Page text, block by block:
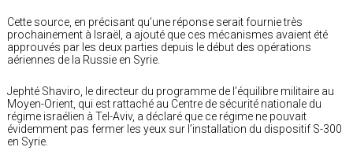
Cette source, en précisant qu’une réponse serait fournie très
prochainement à Israël, a ajouté que ces mécanismes avaient été
approuvés par les deux parties depuis le début des opérations
aériennes de la Russie en Syrie.
Jephté Shaviro, le directeur du programme de l’équilibre militaire au
Moyen-Orient, qui est rattaché au Centre de sécurité nationale du
régime israélien à Tel-Aviv, a déclaré que ce régime ne pouvait
évidemment pas fermer les yeux sur l’installation du dispositif S-300
en Syrie.